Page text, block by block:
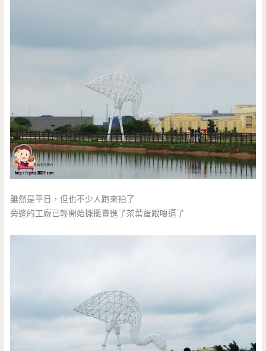
雖然是平日，但也不少人跑來拍了
旁邊的工廠已輕開始擺攤賣進了茶葉蛋跟嗄逼了